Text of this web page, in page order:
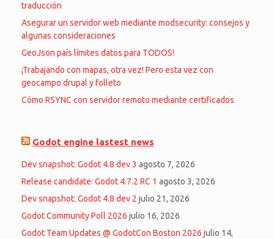
traducción
Asegurar un servidor web mediante modsecurity: consejos y
algunas consideraciones
GeoJson país límites datos para TODOS!
¡Trabajando con mapas, otra vez! Pero esta vez con
geocampo drupal y folleto
Cómo RSYNC con servidor remoto mediante certificados
Godot engine lastest news
Dev snapshot: Godot 4.8 dev 3 agosto 7, 2026
Release candidate: Godot 4.7.2 RC 1 agosto 3, 2026
Dev snapshot: Godot 4.8 dev 2 julio 21, 2026
Godot Community Poll 2026 julio 16, 2026
Godot Team Updates @ GodotCon Boston 2026 julio 14,